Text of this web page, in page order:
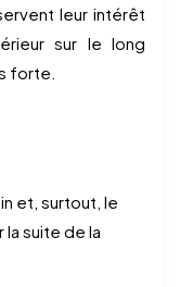
leur intérêt
sur le long
forte.
et, surtout, le
la suite de la